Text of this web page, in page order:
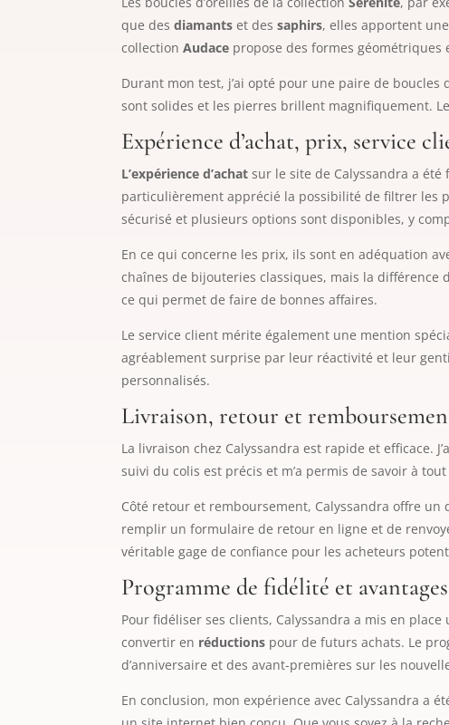
que desdiamants et dessaphirs, elles apportent
collectionAudace propose des formes
Durant mon test, j’ai opté pour une paire de
sont solides et les pierres brillent magnifiquement.
Expérience d’achat, prix, service
L’expérience d’achat sur le site de Calyssandra a été
particulièrement apprécié la possibilité de filtrer les
sécurisé et plusieurs options sont disponibles, y
En ce qui concerne les prix, ils sont en adéquation
chaînes de bijouteries classiques, mais la
ce qui permet de faire de bonnes affaires.
Le service client mérite également une mention
agréablement surprise par leur réactivité et leur
personnalisés.
Livraison, retour et
La livraison chez Calyssandra est rapide et efficace.
suivi du colis est précis et m’a permis de savoir à
Côté retour et remboursement, Calyssandra offre
remplir un formulaire de retour en ligne et de
véritable gage de confiance pour les acheteurs
Programme de fidélité et avantages
Pour fidéliser ses clients, Calyssandra a mis en
convertir en réductions pour de futurs achats. Le
d’anniversaire et des avant-premières sur les
En conclusion, mon expérience avec Calyssandra a